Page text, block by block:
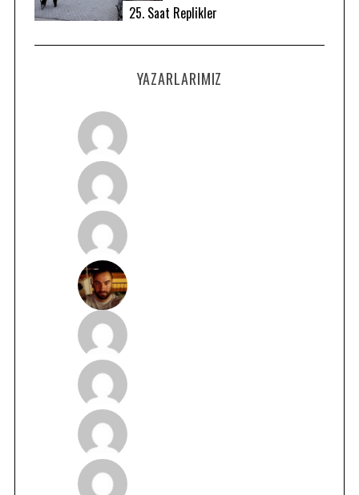
25. Saat Replikler
YAZARLARIMIZ